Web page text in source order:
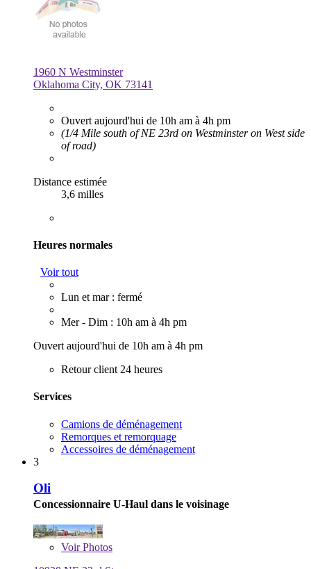
1960 N Westminster
Oklahoma City, OK 73141
Ouvert aujourd'hui de 10h am à 4h pm
(1/4 Mile south of NE 23rd on Westminster on West side
of road)
Distance estimée
3,6 milles
Heures normales
Voir tout
Lun et mar : fermé
Mer - Dim : 10h am à 4h pm
Ouvert aujourd'hui de 10h am à 4h pm
Retour client 24 heures
Services
Camions de déménagement
Remorques et remorquage
Accessoires de déménagement
3
Oli
Concessionnaire U-Haul dans le voisinage
VoirPhotos